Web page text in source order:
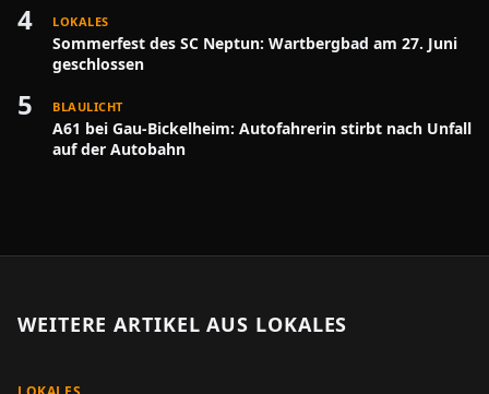
4 LOKALES
Sommerfest des SC Neptun: Wartbergbad am 27. Juni
geschlossen
5 BLAULICHT
A61 bei Gau-Bickelheim: Autofahrerin stirbt nach Unfall
auf der Autobahn
WEITERE ARTIKEL AUS LOKALES